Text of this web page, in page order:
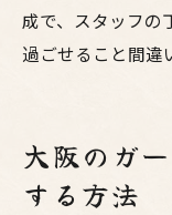
成で、スタッフの
過ごせること間違
大阪のガ
する方法